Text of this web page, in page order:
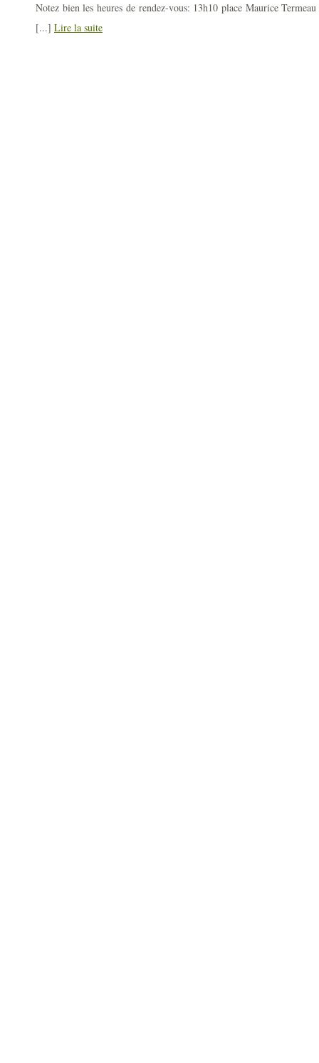
Notez bien les heures de rendez-vous: 13h10 place Maurice
[...] Lire la suite